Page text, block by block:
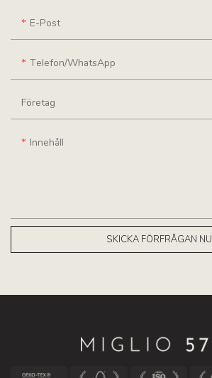
E-Post
Telefon/WhatsApp
Företag
Innehåll
SKICKA FÖRFRÅGAN NU